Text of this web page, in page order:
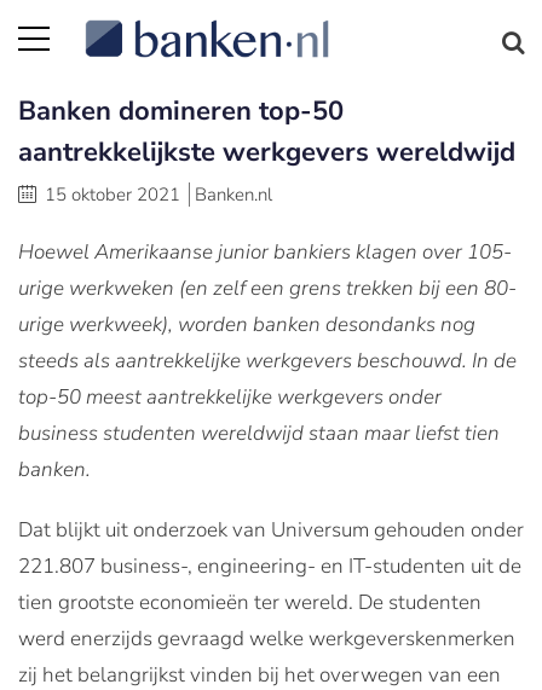
Banken domineren top-50
aantrekkelijkste werkgevers wereldwijd
15 oktober 2021 Banken.nl
Hoewel Amerikaanse junior bankiers klagen over 105-
urige werkweken (en zelf een grens trekken bij een 80-
urige werkweek), worden banken desondanks nog
steeds als aantrekkelijke werkgevers beschouwd. In de
top-50 meest aantrekkelijke werkgevers onder
business studenten wereldwijd staan maar liefst tien
banken.
Dat blijkt uit onderzoek van Universum gehouden onder
221.807 business-, engineering- en IT-studenten uit de
tien grootste economieën ter wereld. De studenten
werd enerzijds gevraagd welke werkgeverskenmerken
zij het belangrijkst vinden bij het overwegen van een